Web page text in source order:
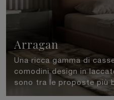
Arragan
Una ricca gamma di
comodini design in
sono tra le proposte più